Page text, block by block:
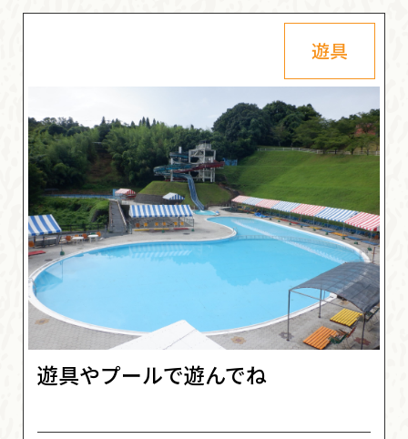
遊具
遊具やプールで遊んでね